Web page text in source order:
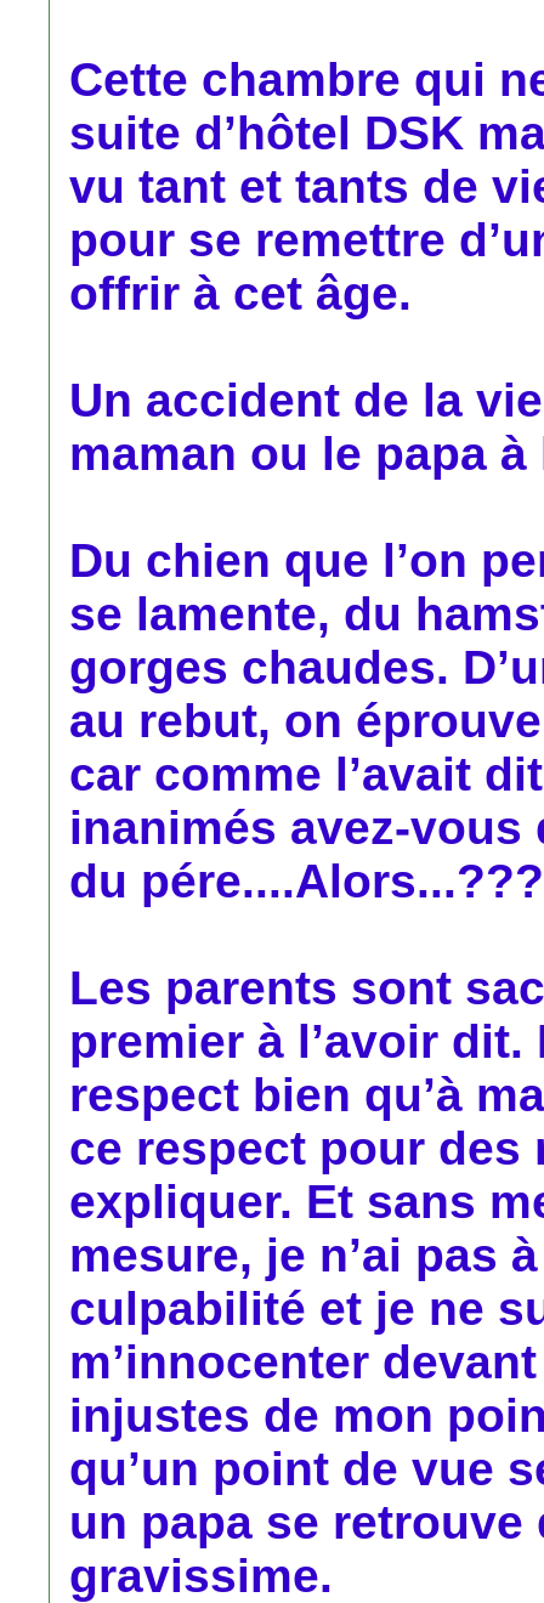
Cette chambre qui
suite d’hôtel DSK
vu tant et tants de
pour se remettre
offrir à cet âge.
Un accident de la
maman ou le papa à
Du chien que l’on
se lamente, du
gorges chaudes.
au rebut, on
car comme l’avait
inanimés avez-vous
du pére....Alors...???
Les parents sont
premier à l’avoir
respect bien qu’à
ce respect pour
expliquer. Et sans
mesure, je n’ai pas
culpabilité et je ne
m’innocenter
injustes de mon
qu’un point de vue
un papa se
gravissime.